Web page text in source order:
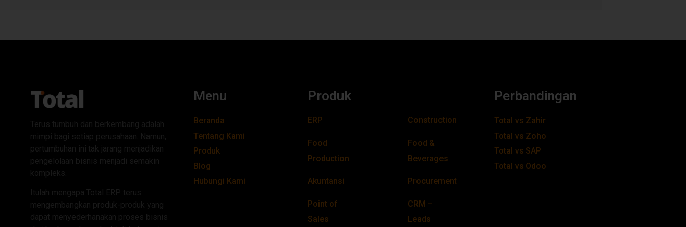
Terus tumbuh dan berkembang adalah
mimpi bagi setiap perusahaan. Namun,
pertumbuhan ini tak jarang menjadikan
pengelolaan bisnis menjadi semakin
kompleks.
Itulah mengapa Total ERP terus
mengembangkan produk-produk yang
dapat menyederhanakan proses bisnis
Menu
Beranda
Tentang Kami
Produk
Blog
Hubungi Kami
Produk
ERP
Food
Production
Akuntansi
Point of
Sales
Construction
Food &
Beverages
Procurement
CRM –
Leads
Perbandingan
Total vs Zahir
Total vs Zoho
Total vs SAP
Total vs Odoo